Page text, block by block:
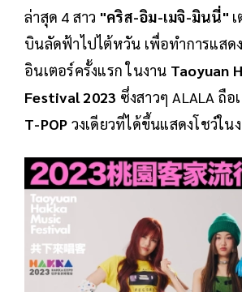
ล่าสุด 4 สาว "คริส-อิม-เมจิ-มินนี่"
บินลัดฟ้าไปไต้หวัน เพื่อทำการแสด
อินเตอร์ครั้งแรก ในงาน Taoyuan
Festival 2023 ซึ่งสาวๆ ALALA ถื
T-POP วงเดียวที่ได้ขึ้นแสดงโชว์ใน